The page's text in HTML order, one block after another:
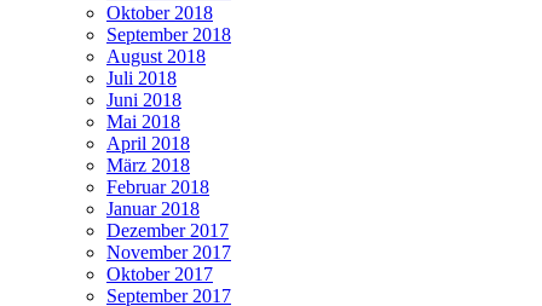
Oktober 2018
September 2018
August 2018
Juli 2018
Juni 2018
Mai 2018
April 2018
März 2018
Februar 2018
Januar 2018
Dezember 2017
November 2017
Oktober 2017
September 2017